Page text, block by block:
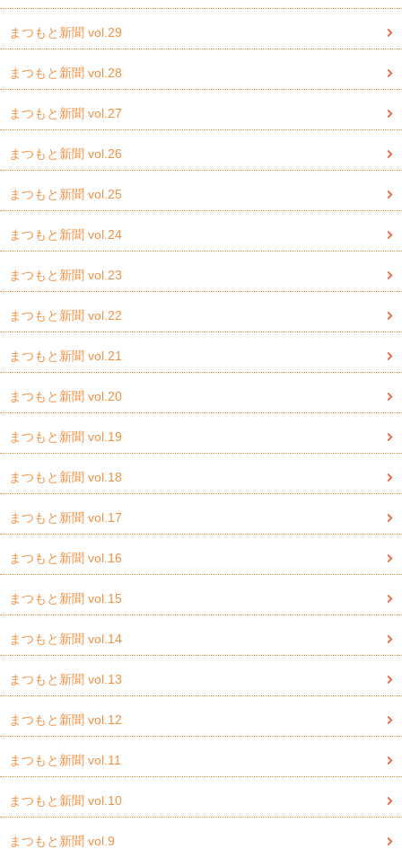
まつもと新聞 vol.29
まつもと新聞 vol.28
まつもと新聞 vol.27
まつもと新聞 vol.26
まつもと新聞 vol.25
まつもと新聞 vol.24
まつもと新聞 vol.23
まつもと新聞 vol.22
まつもと新聞 vol.21
まつもと新聞 vol.20
まつもと新聞 vol.19
まつもと新聞 vol.18
まつもと新聞 vol.17
まつもと新聞 vol.16
まつもと新聞 vol.15
まつもと新聞 vol.14
まつもと新聞 vol.13
まつもと新聞 vol.12
まつもと新聞 vol.11
まつもと新聞 vol.10
まつもと新聞 vol.9